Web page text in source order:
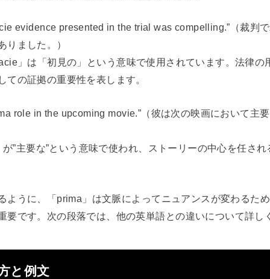
evidence presented in the trial was compelling.”（裁判
りました。）
」は「初見の」という意味で使用されています。法律の
ての証拠の重要性を表します。
role in the upcoming movie.”（彼は次の映画において主
”主要な”という意味で使われ、ストーリーの中心を任され
ように、「prima」は文脈によってニュアンスが変わるた
要です。次の段落では、他の英単語との違いについて詳し
と例文